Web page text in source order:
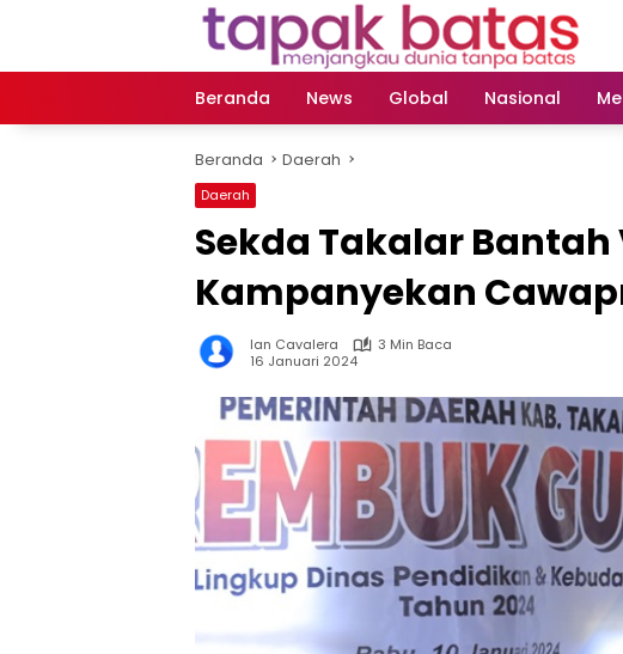
Beranda
News Global Nasional
Beranda Daerah
Daerah
Sekda Takalar
Kampanyekan
Ian Cavalera
3 Min Baca
16 Januari 2024